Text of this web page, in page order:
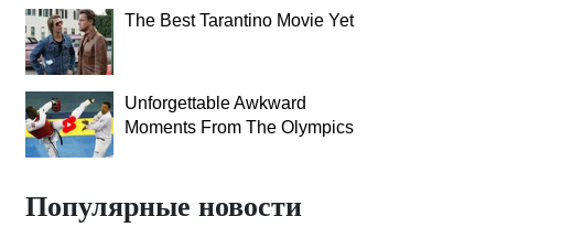
The Best Tarantino Movie Yet
Unforgettable Awkward
Moments From The Olympics
Популярные новости